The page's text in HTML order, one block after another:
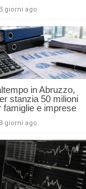
3 giorni ago
in Abruzzo,
stanzia 50 milioni
famiglie e imprese
3 giorni ago